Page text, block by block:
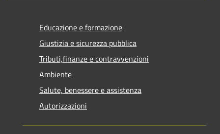
Educazione e formazione
Giustizia e sicurezza pubblica
Tributi,finanze e contravvenzioni
Ambiente
Salute, benessere e assistenza
Autorizzazioni